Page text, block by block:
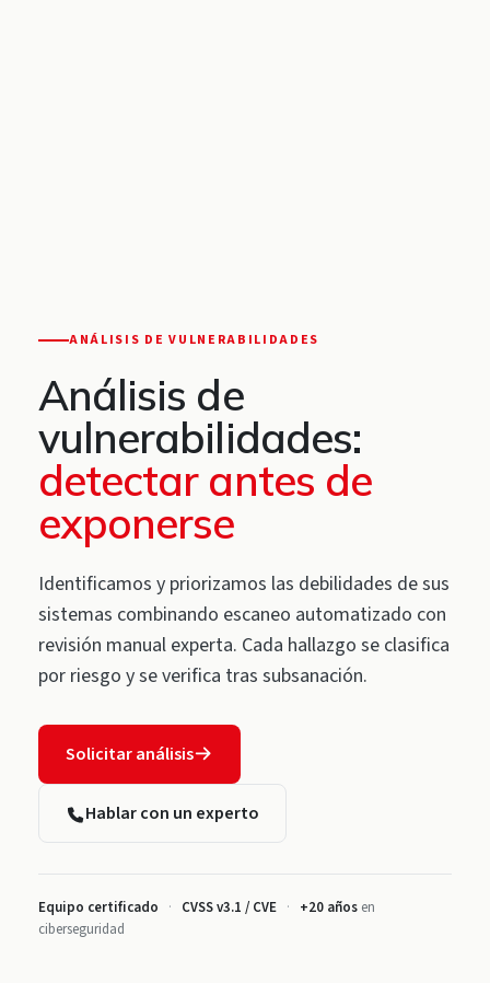
ANÁLISIS DE VULNERABILIDADES
Análisis de
vulnerabilidades:
detectar antes de
exponerse
Identificamos y priorizamos las debilidades de sus
sistemas combinando escaneo automatizado con
revisión manual experta. Cada hallazgo se clasifica
por riesgo y se verifica tras subsanación.
Solicitar análisis
Hablar con un experto
Equipo certificado · CVSS v3.1 / CVE · +20 años en
ciberseguridad